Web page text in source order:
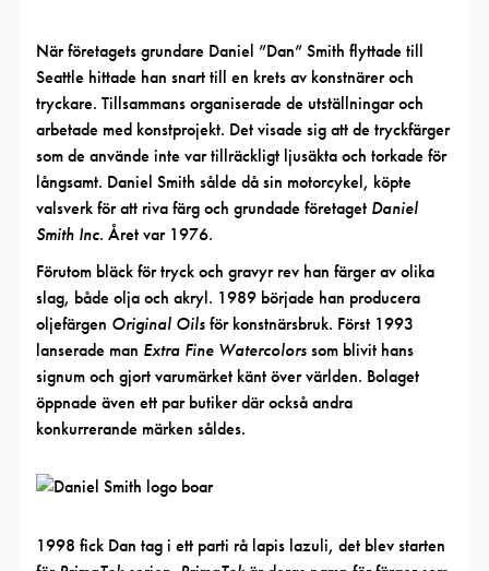
När företagets grundare Daniel ”Dan” Smith flyttade till
Seattle hittade han snart till en krets av konstnärer och
tryckare. Tillsammans organiserade de utställningar och
arbetade med konstprojekt. Det visade sig att de tryckfärger
som de använde inte var tillräckligt ljusäkta och torkade för
långsamt. Daniel Smith sålde då sin motorcykel, köpte
valsverk för att riva färg och grundade företaget Daniel
Smith Inc. Året var 1976.
Förutom bläck för tryck och gravyr rev han färger av olika
slag, både olja och akryl. 1989 började han producera
oljefärgen Original Oilsför konstnärsbruk. Först 1993
lanserade man Extra Fine Watercolorssom blivit hans
signum och gjort varumärket känt över världen. Bolaget
öppnade även ett par butiker där också andra
konkurrerande märken såldes.
1998 fick Dan tag i ett parti rå lapis lazuli, det blev starten